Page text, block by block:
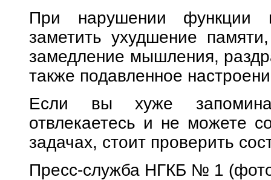
При нарушении функции
заметить ухудшение
замедление мышления,
также подавленное
Если вы хуже
отвлекаетесь и не можете
задачах, стоит проверить
Пресс-служба НГКБ № 1